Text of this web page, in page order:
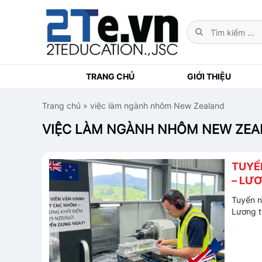
TRANG CHỦ GIỚI THIỆU
Trang chủ » việc làm ngành nhôm New Zealand
VIỆC LÀM NGÀNH NHÔM NEW
–
Tuyển
Lương